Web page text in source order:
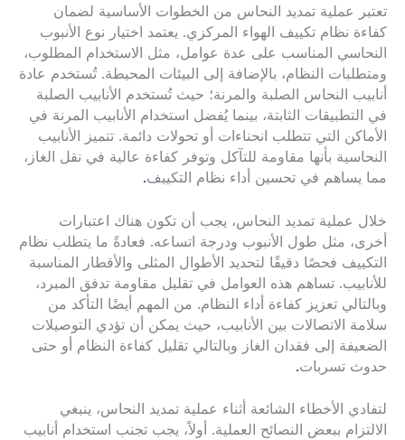
تعتبر عملية تمديد النحاس من الخطوات الأساسية لضمان
كفاءة نظام تكييف الهواء المركزي. يعتمد اختيار نوع الأنبوب
النحاسي المناسب على عدة عوامل، مثل الاستخدام المطلوب،
ومتطلبات النظام، بالإضافة إلى البيئات المحيطة. تُستخدم عادة
أنابيب النحاس الصلبة والمرنة؛ حيث تُستخدم الأنابيب الصلبة
في التطبيقات الثابتة، بينما يُفضل استخدام الأنابيب المرنة في
الأماكن التي تتطلب انحناءات أو تحولات دائمة. تتميز الأنابيب
النحاسية بأنها مقاومة للتآكل وتوفر كفاءة عالية في نقل الغاز،
مما يساهم في تحسين أداء نظام التكييف.
خلال عملية تمديد النحاس، يجب أن تكون هناك اعتبارات
أخرى، مثل طول الأنبوب ودرجة اتساعه. فعادةً ما يتطلب نظام
التكييف فحصًا دقيقًا لتحديد الأطوال المثلى والأقطار المناسبة
للأنابيب. تساهم هذه العوامل في تقليل مقاومة تدفق المبرد،
وبالتالي تعزيز كفاءة أداء النظام. من المهم أيضًا التأكد من
سلامة الاتصالات بين الأنابيب، حيث يمكن أن تؤدي التوصيلات
الضعيفة إلى فقدان الغاز وبالتالي تقليل كفاءة النظام أو حتى
حدوث تسربات.
لتفادي الأخطاء الشائعة أثناء عملية تمديد النحاس، ينبغي
الالتزام ببعض النصائح العملية. أولاً، يجب تجنب استخدام أنابيب